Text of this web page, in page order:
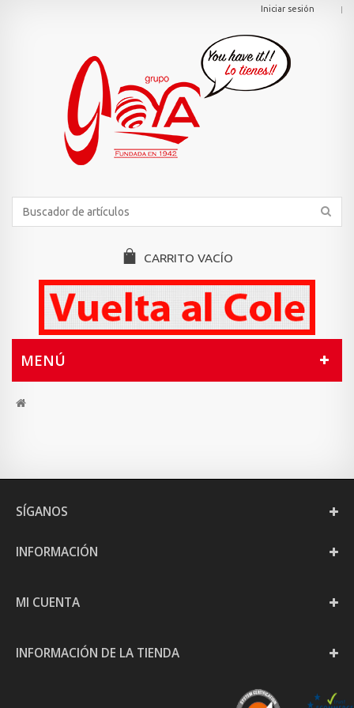
Iniciar sesión
CARRITO VACÍO
MENÚ
SÍGANOS
INFORMACIÓN
MI CUENTA
INFORMACIÓN DE LA TIENDA